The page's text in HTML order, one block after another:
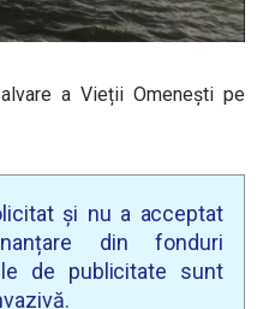
a Vieții Omenești pe
și nu a acceptat
din fonduri
de publicitate sunt